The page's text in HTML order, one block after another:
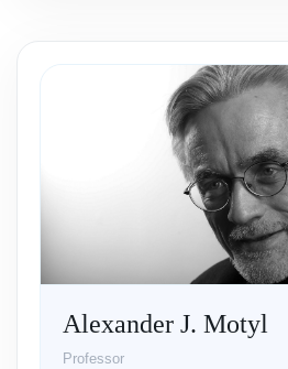
Alexander J. Motyl
Professor